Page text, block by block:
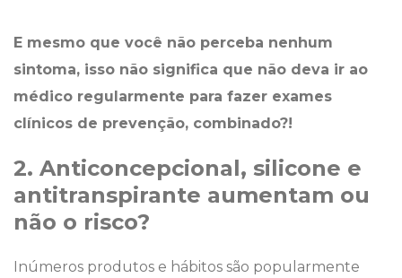
E mesmo que você não perceba nenhum
sintoma, isso não significa que não deva ir ao
médico regularmente para fazer exames
clínicos de prevenção, combinado?!
2. Anticoncepcional, silicone e
antitranspirante aumentam ou
não o risco?
Inúmeros produtos e hábitos são popularmente